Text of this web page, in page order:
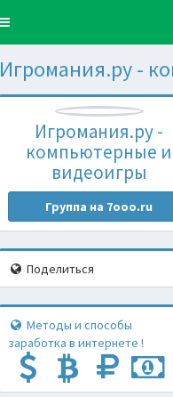
Toggle
Игромания.ру -
Игромания.ру -
компьютерные и
видеоигры
Группа на 7ooo.ru
Поделиться
Методы и способы
заработка в интернете !